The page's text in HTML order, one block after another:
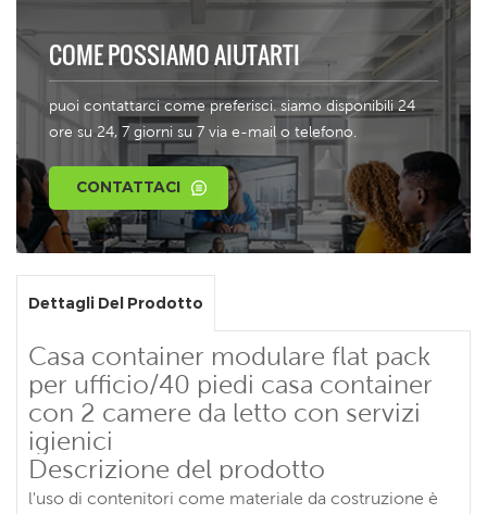
COME POSSIAMO AIUTARTI
puoi contattarci come preferisci. siamo disponibili 24
ore su 24, 7 giorni su 7 via e-mail o telefono.
CONTATTACI
Dettagli Del Prodotto
Casa container modulare flat pack
per ufficio/40 piedi casa container
con 2 camere da letto con servizi
igienici
Descrizione del prodotto
l'uso di contenitori come materiale da costruzione è